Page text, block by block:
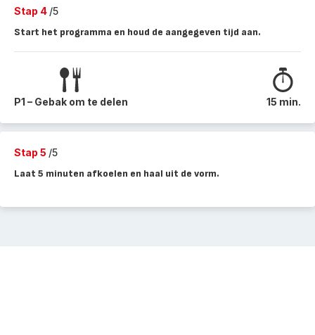
Stap 4 /5
Start het programma en houd de aangegeven tijd aan.
P1 – Gebak om te delen 15 min.
Stap 5 /5
Laat 5 minuten afkoelen en haal uit de vorm.